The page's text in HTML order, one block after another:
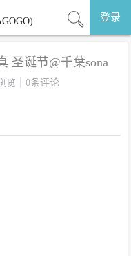
登录
圣诞节@千葉sona
览 0条评论